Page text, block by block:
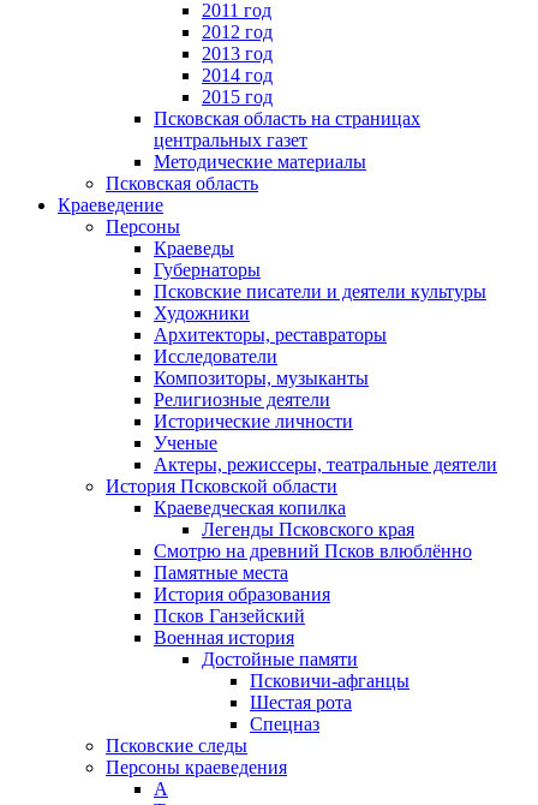
2011 год
2012 год
2013 год
2014 год
2015 год
Псковская область на страницах
центральных газет
Методические материалы
Псковская область
Краеведение
Персоны
Краеведы
Губернаторы
Псковские писатели и деятели культуры
Художники
Архитекторы, реставраторы
Исследователи
Композиторы, музыканты
Религиозные деятели
Исторические личности
Ученые
Актеры, режиссеры, театральные деятели
История Псковской области
Краеведческая копилка
Легенды Псковского края
Смотрю на древний Псков влюблённо
Памятные места
История образования
Псков Ганзейский
Военная история
Достойные памяти
Псковичи-афганцы
Шестая рота
Спецназ
Псковские следы
Персоны краеведения
А